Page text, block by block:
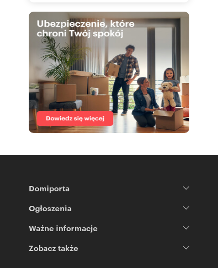
Domiporta
Ogłoszenia
Ważne informacje
Zobacz także